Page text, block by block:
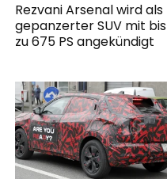
Rezvani Arsenal wird als
gepanzerter SUV mit bis
zu 675 PS angekündigt